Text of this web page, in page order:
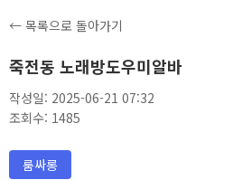
← 목록으로 돌아가기
죽전동 노래방도우미알바
작성일: 2025-06-21 07:32
조회수: 1485
룸싸롱